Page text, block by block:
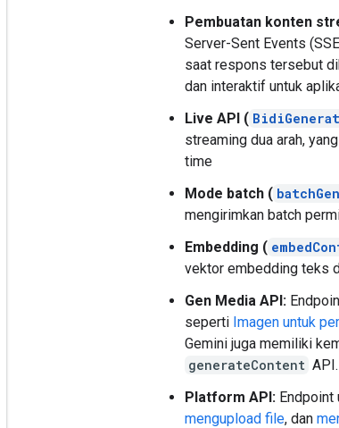
Pembuatan konten
Server-Sent Events
saat respons tersebut
dan interaktif untuk
Live API (
streaming dua arah,
time
Mode batch (
mengirimkan batch
Embedding (
vektor embedding teks
Gen Media API:
seperti Imagen untuk
Gemini juga memiliki
generateContent API.
Platform API: Endpoint
mengupload file, dan